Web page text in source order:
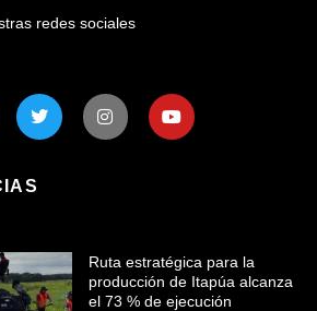
redes sociales
Ruta estratégica para la
producción de Itapúa alcanza
el 73 % de ejecución